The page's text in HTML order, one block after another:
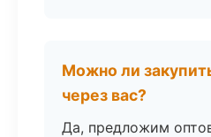
Можно ли
через вас?
Да, предложим